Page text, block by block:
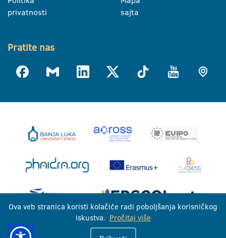
privatnosti
sajta
Pratite nas
Univerzitet u Banjoj Luci © 2026
Ova veb stranica koristi kolačiće radi poboljšanja korisničkog
iskustva. Pročitaj više